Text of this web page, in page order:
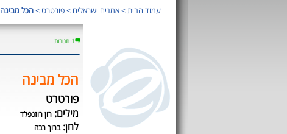
עמוד הבית>אמנים ישראלים >פורטרט >הכל מבינה
1 תגובות
הכל מבינה
פורטרט
מילים: רון רוזנפלד
לחן:ברוך רבה